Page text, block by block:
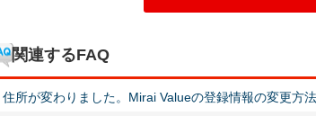
関連するFAQ
住所が変わりました。Mirai Valueの登録情報の変更方